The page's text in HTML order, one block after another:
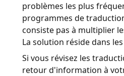
problèmes les plus
programmes de
consiste pas à multiplier
La solution réside dans
Si vous révisez les
retour d'information à